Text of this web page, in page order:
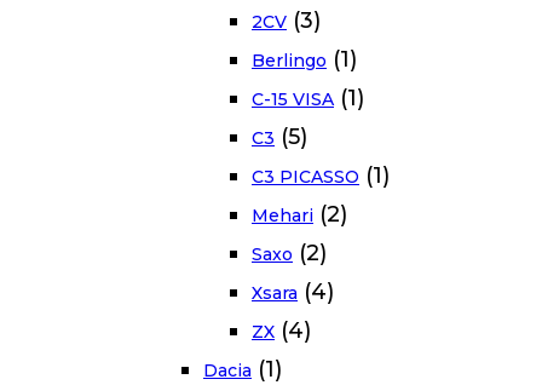
2CV (3)
Berlingo (1)
C-15 VISA (1)
C3 (5)
C3 PICASSO (1)
Mehari (2)
Saxo (2)
Xsara (4)
ZX (4)
Dacia (1)